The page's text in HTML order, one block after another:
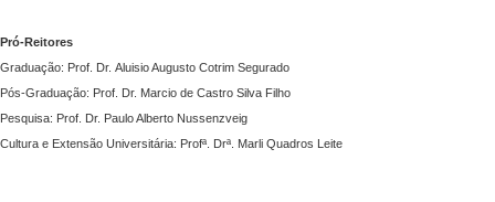
Pró-Reitores
Graduação: Prof. Dr. Aluisio Augusto Cotrim Segurado
Pós-Graduação: Prof. Dr. Marcio de Castro Silva Filho
Pesquisa: Prof. Dr. Paulo Alberto Nussenzveig
Cultura e Extensão Universitária: Profª. Drª. Marli Quadros Leite